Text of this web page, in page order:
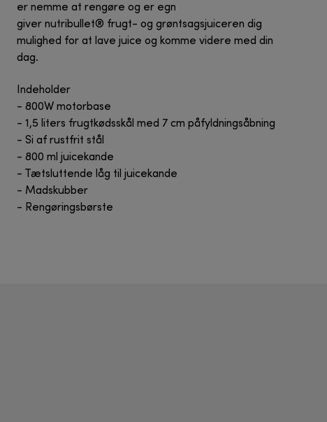
er nemme at rengøre og er egnet til opvaskemaskine,
giver nutribullet® frugt- og grøntsagsjuiceren dig
mulighed for at lave juice og komme videre med din
dag.
Indeholder
- 800W motorbase
- 1,5 liters frugtkødsskål med 7 cm påfyldningsåbning
- Si af rustfrit stål
- 800 ml juicekande
- Tætsluttende låg til juicekande
- Madskubber
- Rengøringsbørste